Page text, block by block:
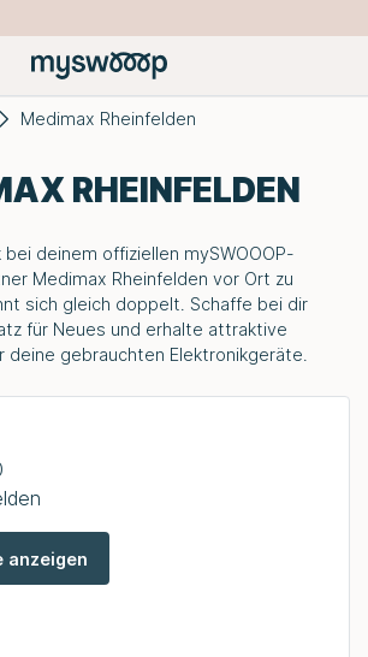
Medimax Rheinfelden
RHEINFELDEN
bei deinem offiziellen mySWOOOP-
Medimax Rheinfelden vor Ort zu
sich gleich doppelt. Schaffe bei dir
für Neues und erhalte attraktive
deine gebrauchten Elektronikgeräte.
anzeigen